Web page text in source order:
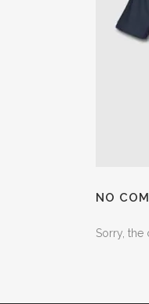
NO
Sorry, the